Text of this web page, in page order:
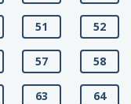
51 52
57 58
63 64